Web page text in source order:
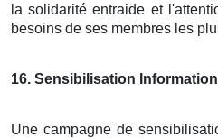
la solidarité entraide et
besoins de ses membres les
16. Sensibilisation
Une campagne de